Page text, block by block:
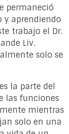
permaneció
y aprendiendo
trabajo el Dr.
Liv.
solo se
la parte del
las funciones
mientras
solo en una